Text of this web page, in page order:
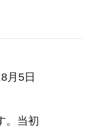
月5日
。当初